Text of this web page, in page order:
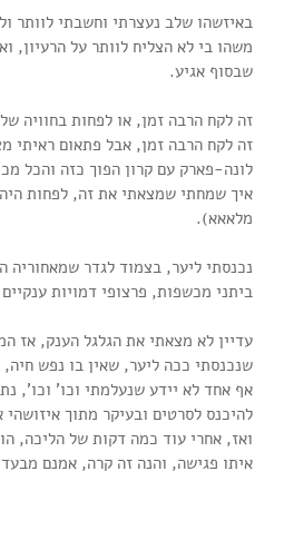
באיזשהו שלב נעצרתי וחשבתי לוותר
משהו בי לא הצליח לוותר על הרעיון,
שבסוף אגיע.
זה לקח הרבה זמן, או לפחות בחוויה
זה לקח הרבה זמן, אבל פתאום ראיתי
לונה-פארק עם קרון הפוך כזה והכל
איך שמחתי שמצאתי את זה, לפחות
מלאאא).
נכנסתי ליער, בצמוד לגדר שמאחוריה
ביתני מכשפות, פרצופי דמויות
עדיין לא מצאתי את הגלגל הענק, אז
שנכנסתי ככה ליער, שאין בו נפש חיה,
אף אחד לא יידע שנעלמתי וכו' וכו',
להיכנס לסרטים ובעיקר מתוך
ואז, אחרי עוד כמה דקות של הליכה,
איתו פגישה, והנה זה קרה, אמנם